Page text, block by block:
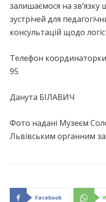
залишаємося на зв’язку
зустрічей для
консультацій щодо
Телефон
95
Данута БІЛАВИЧ
Фото надані Музеєм
Львівським органним
Facebook